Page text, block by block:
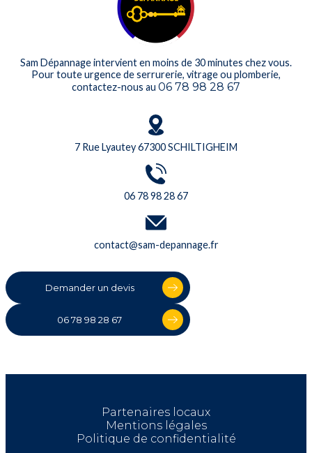
Sam Dépannage intervient en moins de 30 minutes chez vous.
Pour toute urgence de serrurerie, vitrage ou plomberie,
contactez-nous au 06 78 98 28 67
7 Rue Lyautey 67300 SCHILTIGHEIM
06 78 98 28 67
contact@sam-depannage.fr
Demander un devis
06 78 98 28 67
Partenaires locaux
Mentions légales
Politique de confidentialité